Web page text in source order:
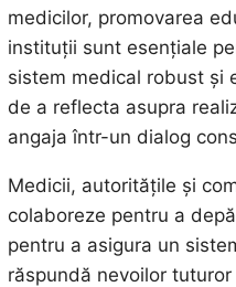
medicilor, promovarea
instituții sunt esențiale
sistem medical robust și
de a reflecta asupra
angaja într-un dialog
Medicii, autoritățile și
colaboreze pentru a
pentru a asigura un
răspundă nevoilor